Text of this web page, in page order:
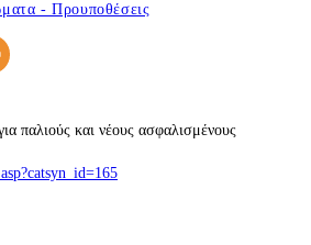
- Προυποθέσεις
παλιούς και νέους ασφαλισμένους